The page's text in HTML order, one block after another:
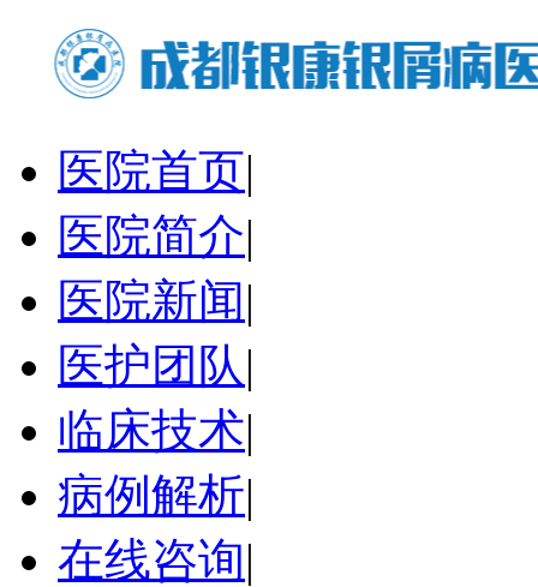
医院首页|
医院简介|
医院新闻|
医护团队|
临床技术|
病例解析|
在线咨询|